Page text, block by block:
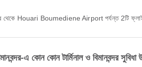
থেকে Houari Boumediene Airport পর্যন্ত 2টি
এ কোন কোন টার্মিনাল ও বিমানবন্দর